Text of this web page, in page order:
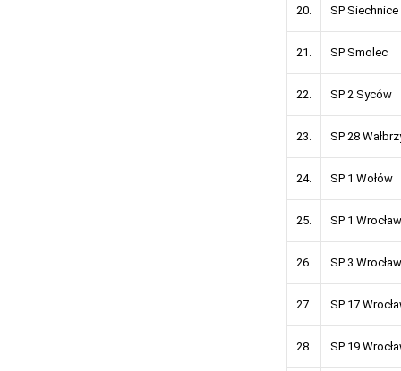
20. SP Siechnice
21. SP Smolec
22. SP 2 Syców
23. SP 28
24. SP 1 Wołów
25. SP 1 Wrocław
26. SP 3 Wrocław
27. SP 17
28. SP 19